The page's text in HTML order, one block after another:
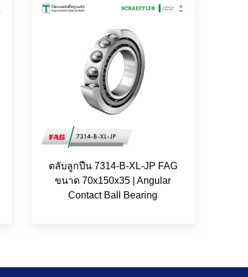
ตลับลูกปืน 7314-B-XL-JP FAG
ขนาด 70x150x35 | Angular
Contact Ball Bearing